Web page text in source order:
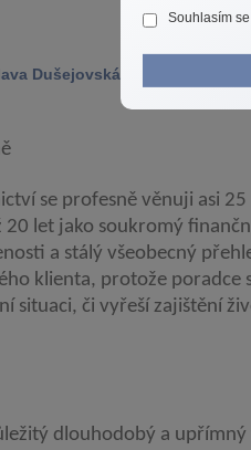
Dušejovská, EFA
se profesně věnuji asi
20 let jako soukromý
a stálý všeobecný
klienta, protože poradce
situaci, či vyřeší zajištění
dlouhodobý a
Souhlasím se